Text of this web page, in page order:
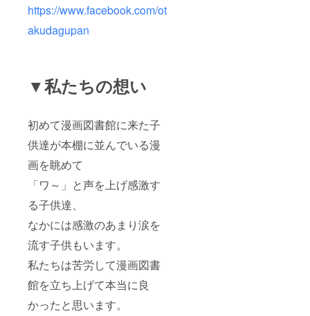
https://www.facebook.com/ot
akudagupan
▼私たちの想い
初めて漫画図書館に来た子
供達が本棚に並んでいる漫
画を眺めて
「ワ～」と声を上げ感激す
る子供達、
なかには感激のあまり涙を
流す子供もいます。
私たちは苦労して漫画図書
館を立ち上げて本当に良
かったと思います。